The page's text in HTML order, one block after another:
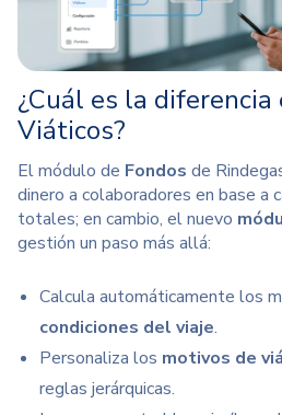
¿Cuál es la
Viáticos?
El módulo de Fondos de
dinero a colaboradores en base a
totales; en cambio, el nuevo m
gestión un paso más allá:
Calcula automáticamente los
condiciones del viaje.
Personaliza los motivos de
reglas jerárquicas.